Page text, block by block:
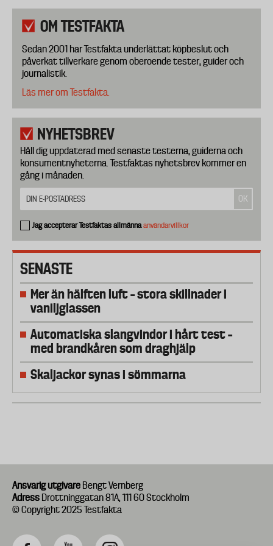
OM TESTFAKTA
Sedan 2001 har Testfakta underlättat köpbeslut och
påverkat tillverkare genom oberoende tester, guider och
journalistik.
Läs mer om Testfakta.
NYHETSBREV
Håll dig uppdaterad med senaste testerna, guiderna och
konsumentnyheterna. Testfaktas nyhetsbrev kommer en
gång i månaden.
Jag accepterar Testfaktas allmännaanvändarvillkor
SENASTE
Mer än hälften luft – stora skillnader i
vaniljglassen
Automatiska slangvindor i hårt test –
med brandkåren som draghjälp
Skaljackor synas i sömmarna
Ansvarig utgivare Bengt Vernberg
Adress Drottninggatan 81A, 111 60 Stockholm
© Copyright 2025 Testfakta